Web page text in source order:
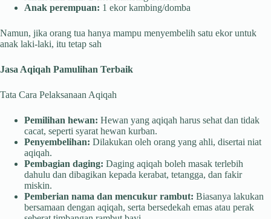
Anak perempuan: 1 ekor kambing/domba
Namun, jika orang tua hanya mampu menyembelih satu ekor untuk
anak laki-laki, itu tetap sah
Jasa Aqiqah Pamulihan Terbaik
Tata Cara Pelaksanaan Aqiqah
Pemilihan hewan: Hewan yang aqiqah harus sehat dan tidak
cacat, seperti syarat hewan kurban.
Penyembelihan: Dilakukan oleh orang yang ahli, disertai niat
aqiqah.
Pembagian daging: Daging aqiqah boleh masak terlebih
dahulu dan dibagikan kepada kerabat, tetangga, dan fakir
miskin.
Pemberian nama dan mencukur rambut: Biasanya lakukan
bersamaan dengan aqiqah, serta bersedekah emas atau perak